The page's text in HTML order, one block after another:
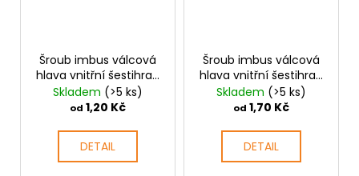
Šroub imbus válcová
hlava vnitřní šestihran
M5 nerez
Skladem (>5 ks)
od 1,20 Kč
DETAIL
Šroub imbus válcová
hlava vnitřní šestihran
M6 nerez
Skladem (>5 ks)
od 1,70 Kč
DETAIL